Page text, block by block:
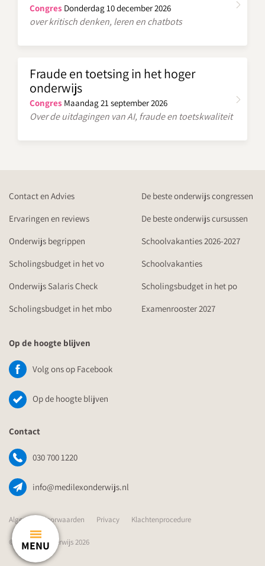
Congres Donderdag 10 december 2026
over kritisch denken, leren en chatbots
Fraude en toetsing in het hoger
onderwijs
Congres Maandag 21 september 2026
Over de uitdagingen van AI, fraude en toetskwaliteit
Contact en Advies
De beste onderwijs congressen
Ervaringen en reviews
De beste onderwijs cursussen
Onderwijs begrippen
Schoolvakanties 2026-2027
Scholingsbudget in het vo
Schoolvakanties
Onderwijs Salaris Check
Scholingsbudget in het po
Scholingsbudget in het mbo
Examenrooster 2027
Op de hoogte blijven
Volg ons op Facebook
Op de hoogte blijven
Contact
030 700 1220
info@medilexonderwijs.nl
Algemene Voorwaarden Privacy Klachtenprocedure
© Medilex Onderwijs 2026
MENU